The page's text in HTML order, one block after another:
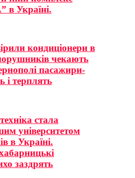
в Україні.
кондиціонери в
чекають
пасажири-
і терплять
стала
університетом
в Україні.
заздрять